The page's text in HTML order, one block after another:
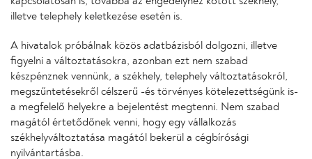
illetve telephely keletkezése esetén is.
A hivatalok próbálnak közös adatbázisból dolgozni, illetve
figyelni a változtatásokra, azonban ezt nem szabad
készpénznek vennünk, a székhely, telephely változtatásokról,
megszűntetésekről célszerű -és törvényes kötelezettségünk is-
a megfelelő helyekre a bejelentést megtenni. Nem szabad
magától értetődőnek venni, hogy egy vállalkozás
székhelyváltoztatása magától bekerül a cégbírósági
nyilvántartásba.